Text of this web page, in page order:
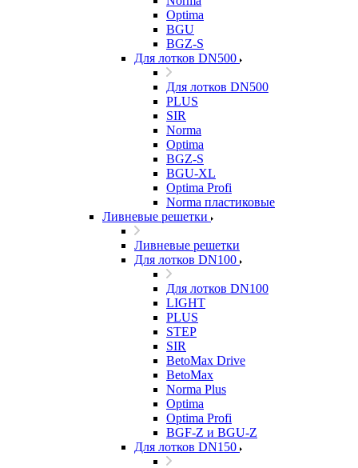
Optima
BGU
BGZ-S
Для лотков DN500
Для лотков DN500
PLUS
SIR
Norma
Optima
BGZ-S
BGU-XL
Optima Profi
Norma пластиковые
Ливневые решетки
Ливневые решетки
Для лотков DN100
Для лотков DN100
LIGHT
PLUS
STEP
SIR
BetoMax Drive
BetoMax
Norma Plus
Optima
Optima Profi
BGF-Z и BGU-Z
Для лотков DN150